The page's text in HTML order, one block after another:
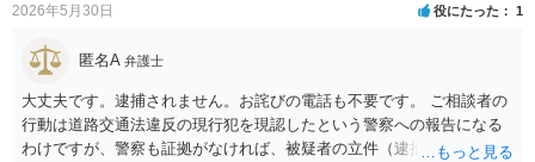
2026年5月30日 役にたった 1
匿名A 弁護士
大丈夫です。逮捕されません。お詫びの電話も不要です。 ご相談者の
行動は道路交通法違反の現行犯を現認したという警察への報告になる
わけですが、警察も証拠がなければ、被疑者の立件（逮捕や起訴）で